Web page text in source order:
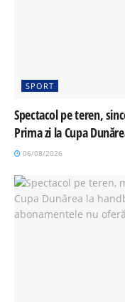
SPORT
Spectacol pe teren,
Prima zi la Cupa
06/08/2026